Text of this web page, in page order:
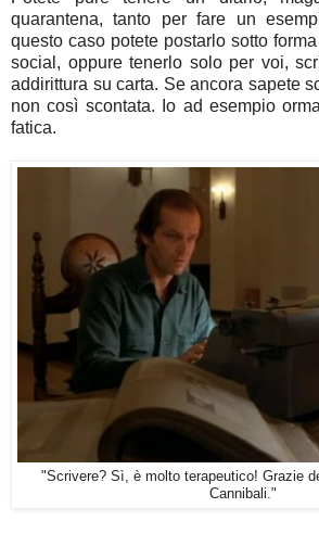
quarantena, tanto per fare un
questo caso potete postarlo sotto
social, oppure tenerlo solo per voi,
addirittura su carta. Se ancora sapete
non così scontata. Io ad esempio
fatica.
"Scrivere? Sì, è molto terapeutico! Grazie
Cannibali."